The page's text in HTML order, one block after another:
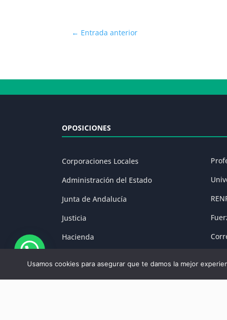
← Entrada anterior
OPOSICIONES
Corporaciones Locales
Administración del Estado
Junta de Andalucía
Justicia
Hacienda
Usamos cookies para asegurar que te damos la mejor